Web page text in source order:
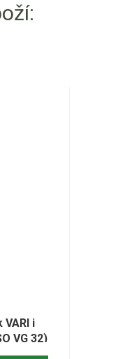
i
VG 32)